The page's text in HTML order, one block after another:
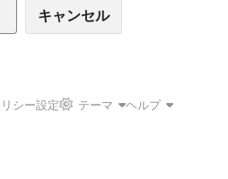
キャンセル
シー設定 テーマ
ヘルプ